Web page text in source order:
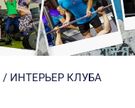
/ ИНТЕРЬЕР КЛУБА